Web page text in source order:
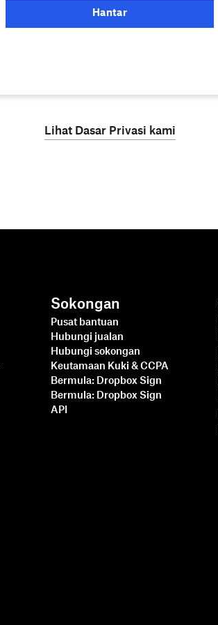
Hantar
Lihat Dasar Privasi kami
Sokongan
Pusat bantuan
Hubungi jualan
Hubungi sokongan
Keutamaan Kuki & CCPA
Bermula: Dropbox Sign
Bermula: Dropbox Sign
API